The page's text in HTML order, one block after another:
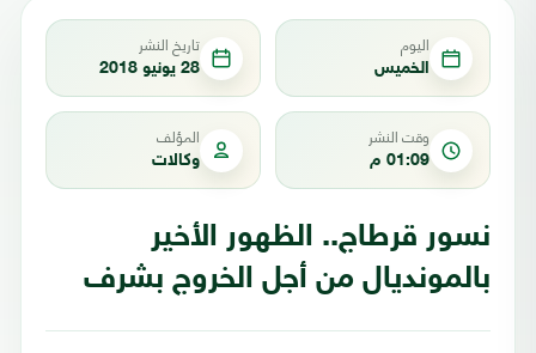
اليوم
الخميس
تاريخ النشر
28 يونيو 2018
وقت النشر
01:09 م
المؤلف
وكالات
نسور قرطاج.. الظهور الأخير
بالمونديال من أجل الخروج بشرف